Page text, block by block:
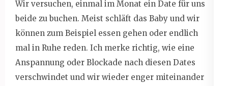
Wir versuchen, einmal im Monat ein Date für uns
beide zu buchen. Meist schläft das Baby und wir
können zum Beispiel essen gehen oder endlich
mal in Ruhe reden. Ich merke richtig, wie eine
Anspannung oder Blockade nach diesen Dates
verschwindet und wir wieder enger miteinander